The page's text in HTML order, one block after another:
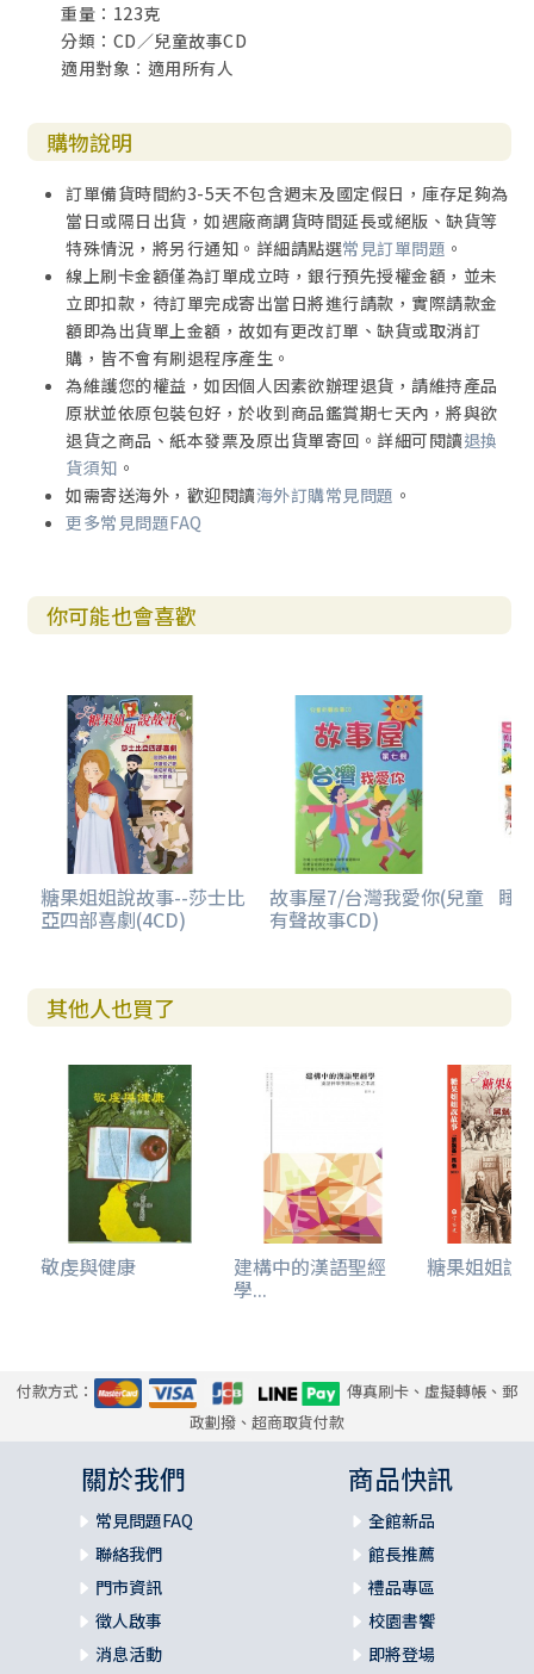
重量：123克
分類：CD／兒童故事CD
適用對象：適用所有人
購物說明
訂單備貨時間約3-5天不包含週末及國定假日，庫存足夠為
當日或隔日出貨，如遇廠商調貨時間延長或絕版、缺貨等
特殊情況，將另行通知。詳細請點選常見訂單問題 。
線上刷卡金額僅為訂單成立時，銀行預先授權金額，並未
立即扣款，待訂單完成寄出當日將進行請款，實際請款金
額即為出貨單上金額，故如有更改訂單、缺貨或取消訂
購，皆不會有刷退程序產生。
為維護您的權益，如因個人因素欲辦理退貨，請維持產品
原狀並依原包裝包好，於收到商品鑑賞期七天內，將與欲
退貨之商品、紙本發票及原出貨單寄回。詳細可閱讀退換
貨須知 。
如需寄送海外，歡迎閱讀海外訂購常見問題 。
更多常見問題FAQ
你可能也會喜歡
糖果姐姐說故事--莎士比
亞四部喜劇(4CD)
故事屋7/台灣我愛你(兒童
有聲故事CD)
睡
其他人也買了
敬虔與健康 建構中的漢語聖經
學...
糖果姐姐說
付款方式：
傳真刷卡、虛擬轉帳、郵
政劃撥、超商取貨付款
關於我們
常見問題FAQ
聯絡我們
門市資訊
徵人啟事
消息活動
商品快訊
全館新品
館長推薦
禮品專區
校園書饗
即將登場